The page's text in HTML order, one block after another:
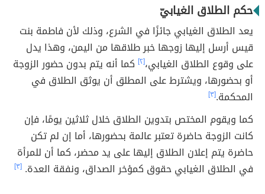
حكم الطلاق الغيابيّ
يعد الطلاق الغيابي جائزًا في الشرع، وذلك لأن فاطمة بنت
قيس أرسل إليها زوجها خبر طلاقها من اليمن، وهذا يدل
على وقوع الطلاق الغيابي،[٢]
كما أنه يتم بدون حضور الزوجة
أو بحضورها، ويشترط على المطلق أن يوثق الطلاق في
المحكمة.[٣]
كما ويقوم المختص بتدوين الطلاق خلال ثلاثين يومًا، فإن
كانت الزوجة حاضرة تعتبر عالمة بحضورها، أما إن لم تكن
حاضرة يتم إعلان الطلاق إليها على يد محضر، كما أن للمرأة
في الطلاق الغيابي حقوق كمؤخر الصداق، ونفقة العدة. [٣]